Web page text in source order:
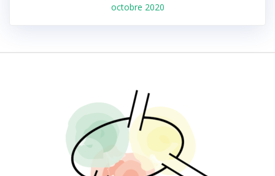
octobre 2020